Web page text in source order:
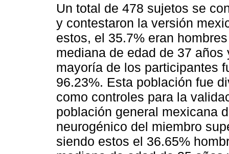
Un total de 478 sujetos se
y contestaron la versión
estos, el 35.7% eran
mediana de edad de 37
mayoría de los participantes
96.23%. Esta población fue
como controles para la
población general mexicana
neurogénico del miembro
siendo estos el 36.65%